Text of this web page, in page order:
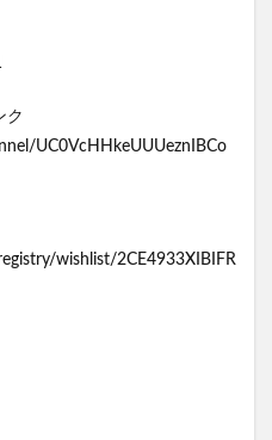
ク
UC0VcHHkeUUUeznIBCo
wishlist/2CE4933XIBIFR